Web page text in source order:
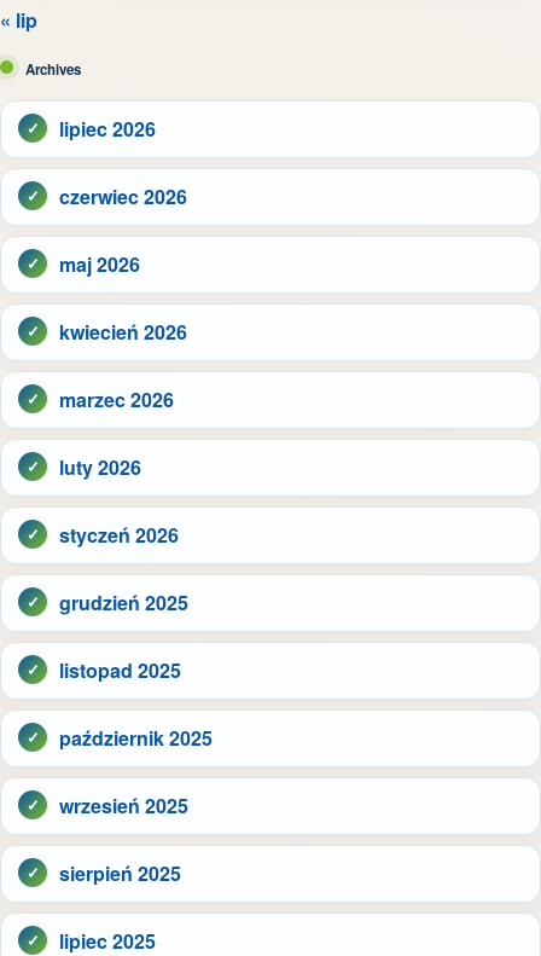
« lip
Archives
lipiec 2026
czerwiec 2026
maj 2026
kwiecień 2026
marzec 2026
luty 2026
styczeń 2026
grudzień 2025
listopad 2025
październik 2025
wrzesień 2025
sierpień 2025
lipiec 2025